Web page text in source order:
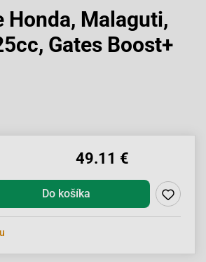
Honda, Malaguti,
Gates Boost+
49.11 €
Do košíka